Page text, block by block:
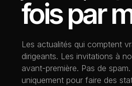
fois par
Les actualités qui comptent
dirigeants. Les invitations à
avant-première. Pas de
uniquement pour faire des